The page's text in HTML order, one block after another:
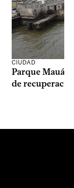
CIUDAD
Parque Mauá
de